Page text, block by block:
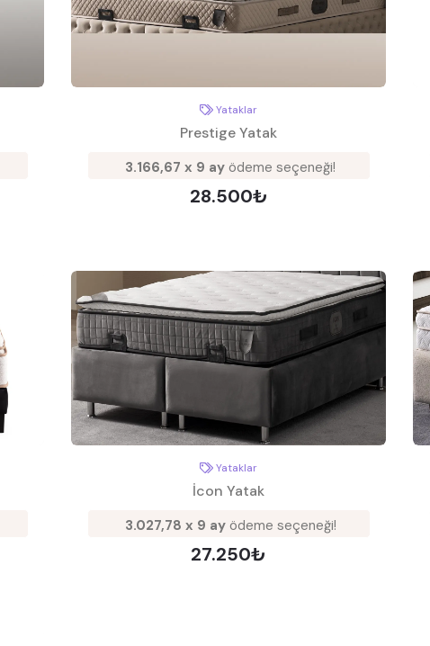
Yataklar
Prestige Yatak
3.166,67 x 9 ay ödeme seçeneği!
28.500₺
Yataklar
İcon Yatak
3.027,78 x 9 ayödeme seçeneği!
27.250₺